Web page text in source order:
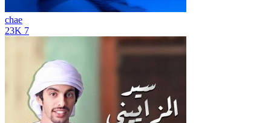
chae
23K 7